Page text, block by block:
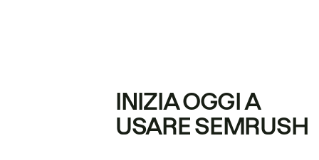
INIZIA OGGI A
USARE SEMRUSH